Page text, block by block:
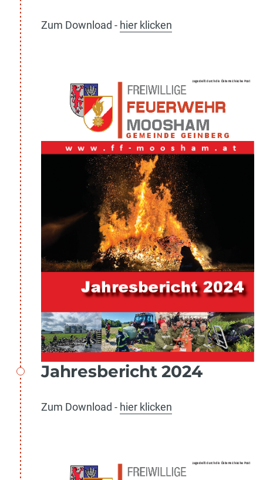
Zum Download - hier klicken
Jahresbericht 2024
Zum Download - hier klicken